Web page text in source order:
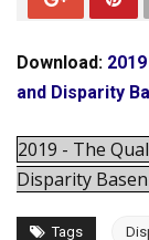
Download:
and Disparity
2019 - The
Disparity
Tags